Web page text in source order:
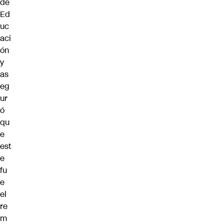
Ed
uc
aci
ón
y
as
eg
ur
ó
qu
e
est
e
fu
e
el
re
m